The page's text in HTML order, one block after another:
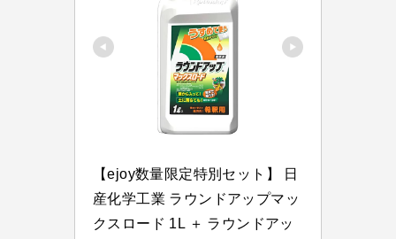
【ejoy数量限定特別セット】 日
産化学工業 ラウンドアップマッ
クスロード 1L ＋ ラウンドアッ